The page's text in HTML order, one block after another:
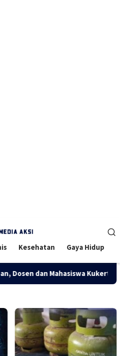
Kesehatan Gaya Hidup
dan Mahasiswa Kukerta